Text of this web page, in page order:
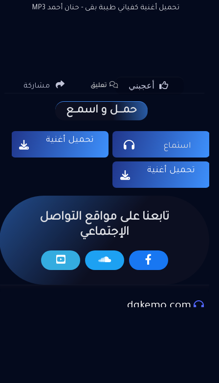
استماع
حمـــل و اسمــع
تحميل أغنية
تحميل أغنية
تابعنا على مواقع التواصل
الإجتماعي
dgkemo.com
تحميل أغنية كفياني طيبة بقى - حنان أحمد MP3
مشاركة أعجبني تعليق